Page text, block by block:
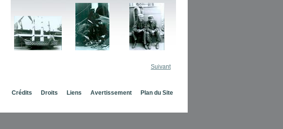
Suivant
Crédits Droits Liens Avertissement Plan du Site